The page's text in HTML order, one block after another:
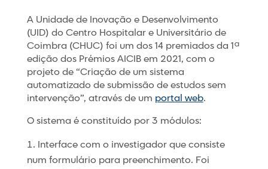
A Unidade de Inovação e Desenvolvimento
(UID) do Centro Hospitalar e Universitário de
Coimbra (CHUC) foi um dos 14 premiados da 1ª
edição dos Prémios AICIB em 2021, com o
projeto de “Criação de um sistema
automatizado de submissão de estudos sem
intervenção”, através de um portal web.
O sistema é constituído por 3 módulos:
Interface com o investigador que consiste
num formulário para preenchimento. Foi